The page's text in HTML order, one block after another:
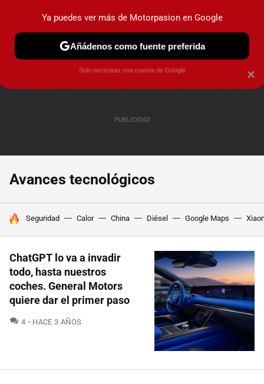
PRUEBAS COCHES ELÉCTRICOS OBSERVATORIO
Avances tecnológicos
HOY SE HABLA DE
Seguridad Calor China Diésel Google Maps
ChatGPT lo va a invadir
todo, hasta nuestros
coches. General Motors
quiere dar el primer paso
4 COMENTARIOS
HACE 3 AÑOS
×
Ya puedes ver más de Motorpasion en Google
Añádenos como fuente preferida
Solo necesitas una cuenta de Google